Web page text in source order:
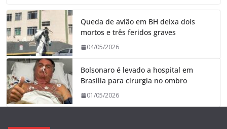
Queda de avião em BH deixa dois
mortos e três feridos graves
04/05/2026
Bolsonaro é levado a hospital em
Brasília para cirurgia no ombro
01/05/2026